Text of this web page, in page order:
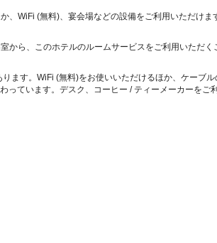
、WiFi (無料)、宴会場などの設備をご利用いただけ
から、このホテルのルームサービスをご利用いただ
ます。WiFi (無料)をお使いいただけるほか、ケーブ
っています。デスク、コーヒー / ティーメーカーをご